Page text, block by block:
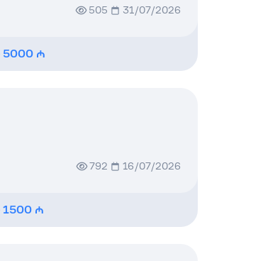
505 31/07/2026
5000
792 16/07/2026
1500